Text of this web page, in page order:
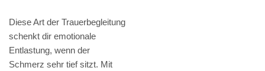
Diese Art der Trauerbegleitung
schenkt dir emotionale
Entlastung, wenn der
Schmerz sehr tief sitzt. Mit